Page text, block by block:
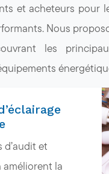
et acheteurs pour
Nous
les
d’audit et
améliorent la